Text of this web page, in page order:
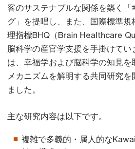
客のサステナブルな関係を築く「
グ」を提唱し、また、国際標準規
理指標BHQ（Brain Healthcare
脳科学の産官学支援を手掛けてい
は、幸福学および脳科学の知見
メカニズムを解明する共同研究を
ました。
主な研究内容は以下です。
複雑で多義的・属人的な